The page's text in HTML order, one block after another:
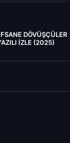
DÖVÜŞÇÜLER
IZLE (2025)